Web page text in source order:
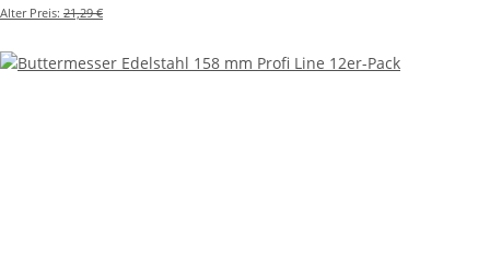
Alter Preis: 21,29 €